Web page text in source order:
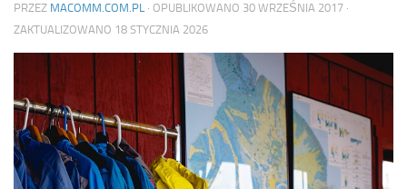
PRZEZ MACOMM.COM.PL · OPUBLIKOWANO 30 WRZEŚNIA 2017 ·
ZAKTUALIZOWANO 18 STYCZNIA 2026